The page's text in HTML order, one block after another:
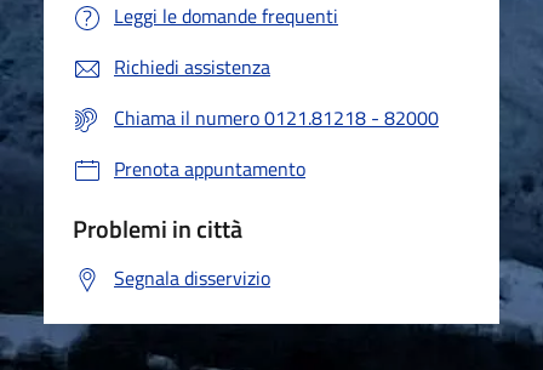
Leggi le domande frequenti
Richiedi assistenza
Chiama il numero 0121.81218 - 82000
Prenota appuntamento
Problemi in città
Segnala disservizio